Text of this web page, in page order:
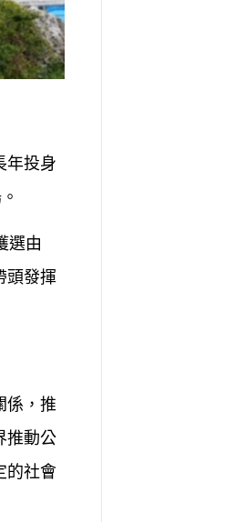
年投身
選由
頭發揮
係，推
推動公
的社會